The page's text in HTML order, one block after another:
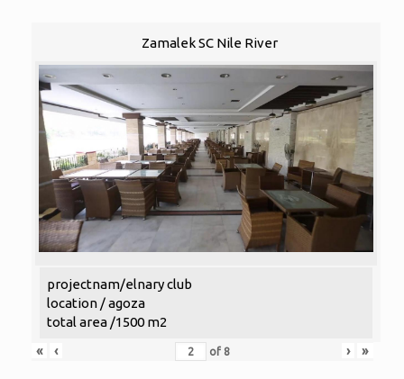
Zamalek SC Nile River
projectnam/elnary club
location / agoza
total area /1500 m2
«
‹ of 8 › »